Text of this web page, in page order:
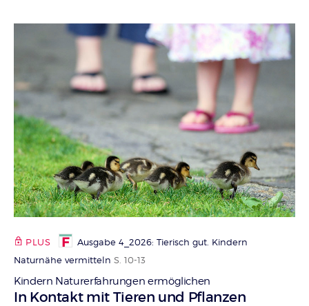
PLUS
Ausgabe 4_2026: Tierisch gut. Kindern
Naturnähe vermitteln S. 10-13
Kindern Naturerfahrungen ermöglichen
:
In Kontakt mit Tieren und Pflanzen